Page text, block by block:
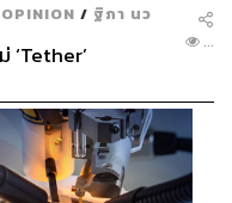
OPINION / ฐิภา นว
‘Tether’ ...